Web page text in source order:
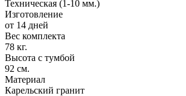
Техническая (1-10 мм.)
Изготовление
от 14 дней
Вес комплекта
78 кг.
Высота с тумбой
92 см.
Материал
Карельский гранит